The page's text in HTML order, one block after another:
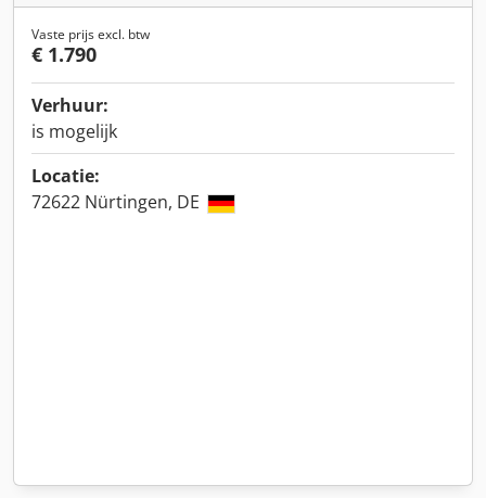
Vaste prijs excl. btw
€ 1.790
Verhuur:
is mogelijk
Locatie:
72622 Nürtingen, DE